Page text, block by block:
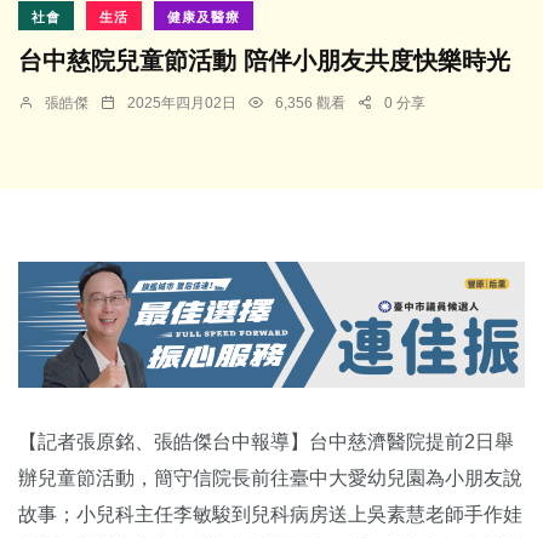
社會 生活 健康及醫療
台中慈院兒童節活動 陪伴小朋友共度快樂時光
張皓傑 2025年四月02日 6,356 觀看 0 分享
【記者張原銘、張皓傑台中報導】台中慈濟醫院提前2日舉
辦兒童節活動，簡守信院長前往臺中大愛幼兒園為小朋友說
故事；小兒科主任李敏駿到兒科病房送上吳素慧老師手作娃